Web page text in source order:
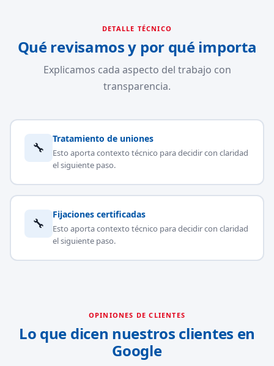
DETALLE TÉCNICO
Qué revisamos y por qué importa
Explicamos cada aspecto del trabajo con
transparencia.
🔧
Tratamiento de uniones
Esto aporta contexto técnico para decidir con claridad
el siguiente paso.
🔧
Fijaciones certificadas
Esto aporta contexto técnico para decidir con claridad
el siguiente paso.
OPINIONES DE CLIENTES
Lo que dicen nuestros clientes en
Google